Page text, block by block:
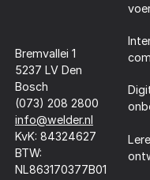
Bremvallei 1
5237 LV Den
Bosch
(073) 208 2800
info@welder.nl
KvK: 84324627
BTW:
NL863170377B01